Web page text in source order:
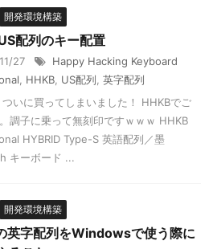
開発環境構築
配列のキー配置
27
Happy Hacking Keyboard
HHKB US配列 英字配列
いに買ってしまいました！ HHKBでご
調子に乗って無刻印ですｗｗｗ HHKB
HYBRID Type-S 英語配列／墨
キーボード ...
開発環境構築
英字配列をWindowsで使う際に